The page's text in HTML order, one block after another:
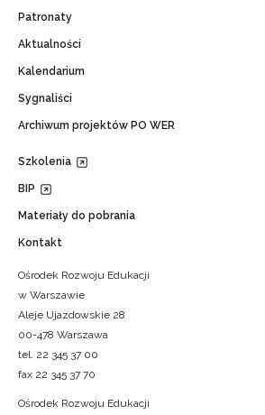
Patronaty
Aktualności
Kalendarium
Sygnaliści
Archiwum projektów PO WER
Szkolenia
BIP
Materiały do pobrania
Kontakt
Ośrodek Rozwoju Edukacji
w Warszawie
Aleje Ujazdowskie 28
00-478 Warszawa
tel. 22 345 37 00
fax 22 345 37 70
Ośrodek Rozwoju Edukacji